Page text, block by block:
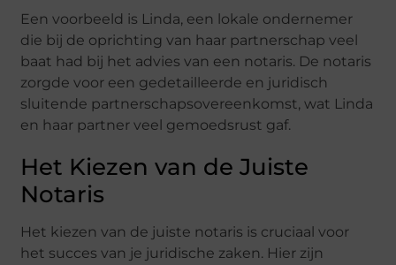
Een voorbeeld is Linda, een lokale ondernemer
die bij de oprichting van haar partnerschap veel
baat had bij het advies van een notaris. De notaris
zorgde voor een gedetailleerde en juridisch
sluitende partnerschapsovereenkomst, wat Linda
en haar partner veel gemoedsrust gaf.
Het Kiezen van de Juiste
Notaris
Het kiezen van de juiste notaris is cruciaal voor
het succes van je juridische zaken. Hier zijn